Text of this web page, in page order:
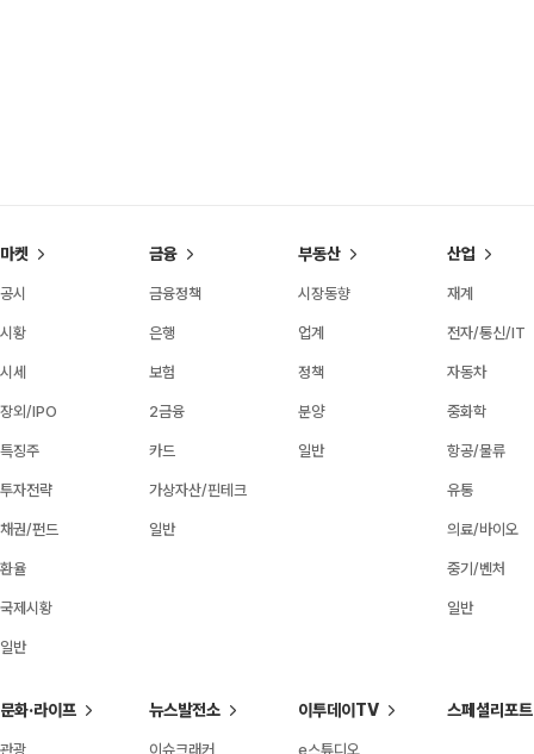
마켓
공시
시황
시세
장외/IPO
특징주
투자전략
채권/펀드
환율
국제시황
일반
금융
금융정책
은행
보험
2금융
카드
가상자산/핀테크
일반
부동산
시장동향
업계
정책
분양
일반
산업
재계
전자/통신/IT
자동차
중화학
항공/물류
유통
의료/바이오
중기/벤처
일반
문화·라이프
관광
뉴스발전소
이슈크래커
이투데이TV
e스튜디오
스페셜리포트